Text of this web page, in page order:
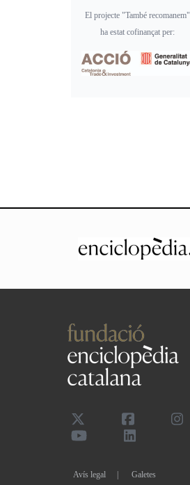
El projecte "També recomanem"
ha estat cofinançat per:
Avís legal Galetes